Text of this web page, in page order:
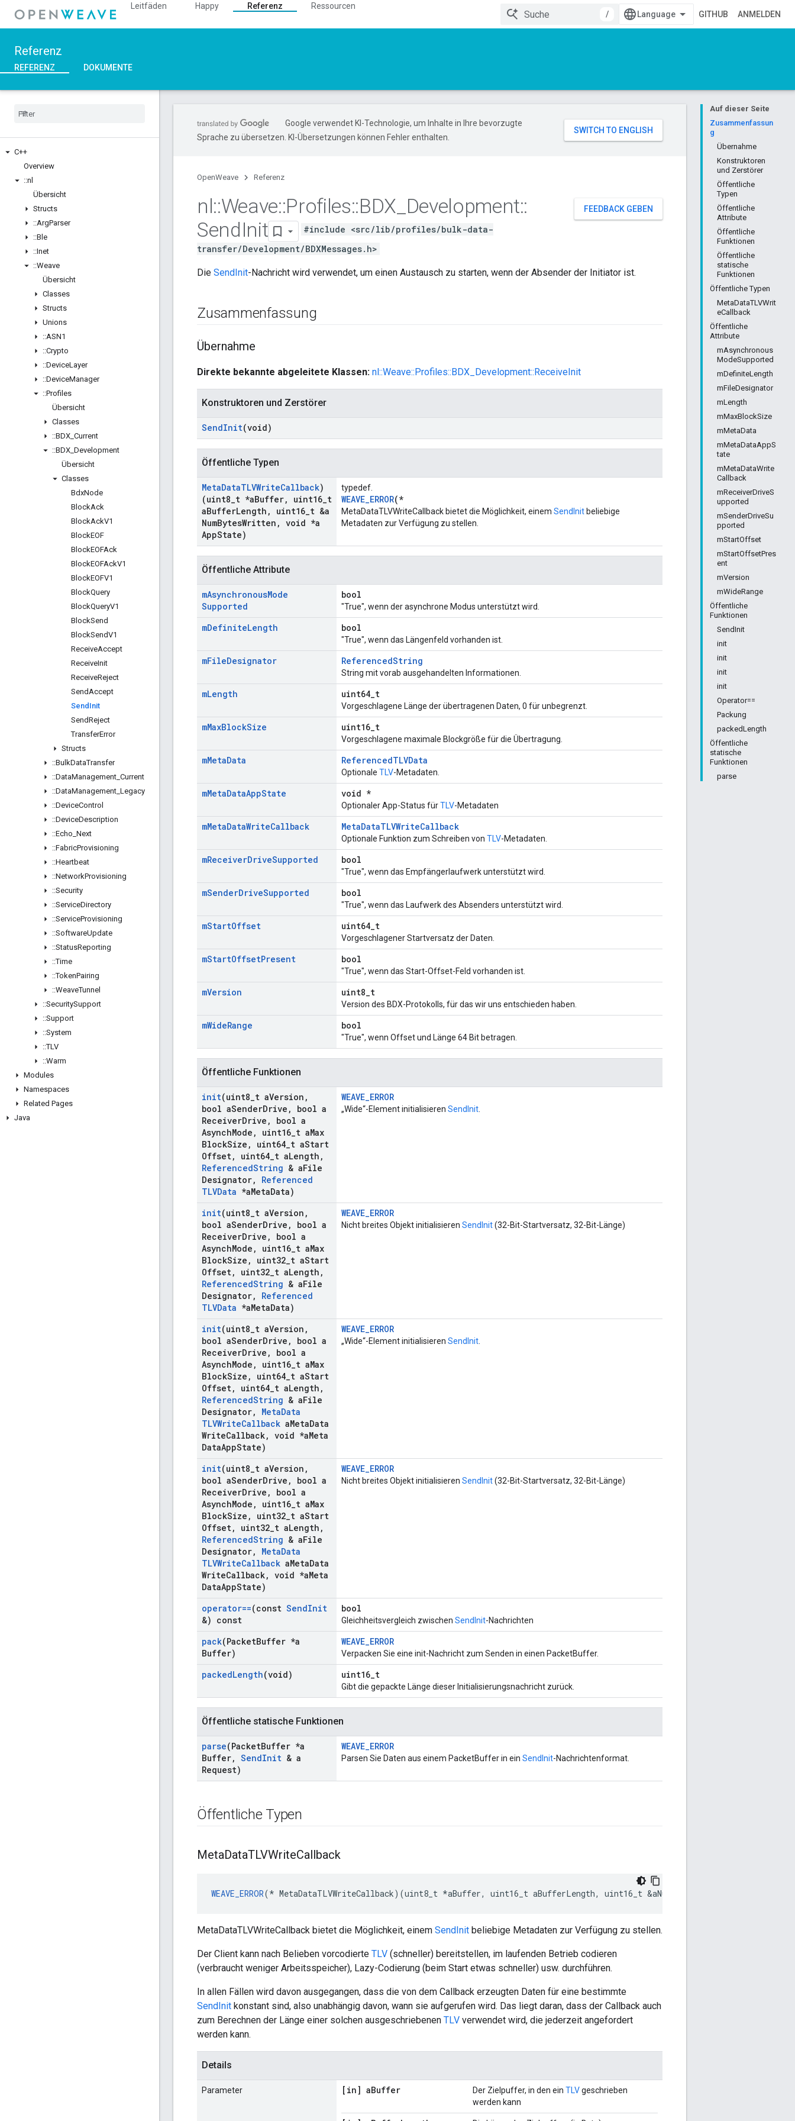
Leitfäden Happy Referenz
Ressourcen
/
GITHUB ANMELDEN
Referenz
REFERENZ DOKUMENTE
C++
Overview
::nl
Übersicht
Structs
::ArgParser
::Ble
::Inet
::Weave
Übersicht
Classes
Structs
Unions
::ASN1
::Crypto
::DeviceLayer
::DeviceManager
::Profiles
Übersicht
Classes
::BDX Current
::BDX Development
Übersicht
Classes
BdxNode
BlockAck
BlockAckV1
BlockEOF
BlockEOFAck
BlockEOFAckV1
BlockEOFV1
BlockQuery
BlockQueryV1
BlockSend
BlockSendV1
ReceiveAccept
ReceiveInit
ReceiveReject
SendAccept
Send Init
SendReject
TransferError
Structs
::BulkDataTransfer
::DataManagement Current
::DataManagement Legacy
::DeviceControl
::DeviceDescription
::Echo Next
::FabricProvisioning
::Heartbeat
::NetworkProvisioning
::Security
::ServiceDirectory
::ServiceProvisioning
::SoftwareUpdate
::StatusReporting
::Time
::TokenPairing
::WeaveTunnel
::SecuritySupport
::Support
::System
::TLV
::Warm
Modules
Namespaces
Related Pages
Java
Auf dieser Seite
Zusammenfassun
g
Übernahme
Konstruktoren
und Zerstörer
Öffentliche
Typen
Öffentliche
Attribute
Öffentliche
Funktionen
Öffentliche
statische
Funktionen
Öffentliche Typen
MetaDataTLVWrit
eCallback
Öffentliche
Attribute
mAsynchronous
ModeSupported
mDefiniteLength
mFileDesignator
mLength
mMaxBlockSize
mMetaData
mMetaDataAppS
tate
mMetaDataWrite
Callback
mReceiverDriveS
upported
mSenderDriveSu
pported
mStartOffset
mStartOffsetPres
ent
mVersion
mWideRange
Öffentliche
Funktionen
SendInit
init
init
init
init
Operator==
Packung
packedLength
Öffentliche
statische
Funktionen
parse
Google verwendet KI-Technologie, um Inhalte in Ihre bevorzugte
Sprache zu übersetzen. KI-Übersetzungen können Fehler enthalten.
OpenWeave Referenz
FEEDBACK GEBEN
nl::Weave::Profiles::BDX Development::
SendInit
#include <src/lib/profiles/bulk-data-
transfer/Development/BDXMessages.h>
Die SendInit-Nachricht wird verwendet, um einen Austausch zu starten, wenn der Absender der Initiator ist.
Zusammenfassung
Übernahme
Direkte bekannte abgeleitete Klassen: nl::Weave::Profiles::BDX_Development::ReceiveInit
Konstruktoren und Zerstörer
SendInit(void)
Öffentliche Typen
MetaDataTLVWriteCallback)
(uint8 t *aBuffer, uint16 t
aBufferLength , uint16 t &a
NumBytesWritten , void *a
AppState)
typedef.
WEAVE_ERROR(*
MetaDataTLVWriteCallback bietet die Möglichkeit, einem SendInit beliebige
Metadaten zur Verfügung zu stellen.
Öffentliche Attribute
mAsynchronousMode
Supported
bool
"True", wenn der asynchrone Modus unterstützt wird.
mDefiniteLength bool
"True", wenn das Längenfeld vorhanden ist.
mFileDesignator ReferencedString
String mit vorab ausgehandelten Informationen.
mLength uint64_t
Vorgeschlagene Länge der übertragenen Daten, 0 für unbegrenzt.
mMaxBlockSize uint16_t
Vorgeschlagene maximale Blockgröße für die Übertragung.
mMetaData ReferencedTLVData
Optionale TLV-Metadaten.
mMetaDataAppState void *
Optionaler App-Status fürTLV-Metadaten
mMetaDataWriteCallback MetaDataTLVWriteCallback
Optionale Funktion zum Schreiben von TLV-Metadaten.
mReceiverDriveSupported bool
"True", wenn das Empfängerlaufwerk unterstützt wird.
mSenderDriveSupported bool
"True", wenn das Laufwerk des Absenders unterstützt wird.
mStartOffset uint64_t
Vorgeschlagener Startversatz der Daten.
mStartOffsetPresent bool
"True", wenn das Start-Offset-Feld vorhanden ist.
mVersion uint8_t
Version des BDX-Protokolls, für das wir uns entschieden haben.
mWideRange bool
"True", wenn Offset und Länge 64 Bit betragen.
Öffentliche Funktionen
init(uint8 t aVersion ,
bool aSenderDrive ,
bool a
ReceiverDrive ,
bool a
AsynchMode , uint16 t aMax
BlockSize , uint64 t aStart
Offset, uint64 t aLength ,
ReferencedString & aFile
Designator,
Referenced
TLVData *aMetaData)
WEAVE_ERROR
„Wide“-Element initialisieren SendInit
init(uint8 t aVersion ,
bool aSenderDrive ,
bool a
ReceiverDrive ,
bool a
AsynchMode , uint16 t aMax
BlockSize , uint32 t aStart
Offset, uint32 t aLength ,
ReferencedString & aFile
Designator,
Referenced
TLVData *aMetaData)
WEAVE_ERROR
Nicht breites Objekt initialisieren SendInit(32-Bit-Startversatz, 32-Bit-Länge)
init(uint8 t aVersion ,
bool aSenderDrive ,
bool a
ReceiverDrive ,
bool a
AsynchMode , uint16 t aMax
BlockSize , uint64 t aStart
Offset, uint64 t aLength ,
ReferencedString & aFile
Designator, MetaData
TLVWriteCallback aMetaData
WriteCallback, void *aMeta
DataAppState)
WEAVE_ERROR
„Wide“-Element initialisieren SendInit
init(uint8 t aVersion ,
bool aSenderDrive ,
bool a
ReceiverDrive ,
bool a
AsynchMode , uint16 t aMax
BlockSize , uint32 t aStart
Offset, uint32 t aLength ,
ReferencedString & aFile
Designator, MetaData
TLVWriteCallback aMetaData
WriteCallback, void *aMeta
DataAppState)
WEAVE_ERROR
Nicht breites Objekt initialisieren SendInit(32-Bit-Startversatz, 32-Bit-Länge)
operator==(const SendInit
&) const
bool
Gleichheitsvergleich zwischen SendInit-Nachrichten
pack(PacketBuffer *a
Buffer)
WEAVE_ERROR
Verpacken Sie eine init-Nachricht zum Senden in einen PacketBuffer.
packedLength(void) uint16_t
Gibt die gepackte Länge dieser Initialisierungsnachricht zurück.
Öffentliche statische Funktionen
parse(PacketBuffer *a
Buffer, SendInit & a
Request)
WEAVE_ERROR
Parsen Sie Daten aus einem PacketBuffer in ein SendInit-Nachrichtenformat.
Öffentliche Typen
MetaDataTLVWriteCallback
WEAVE_ERROR(* MetaDataTLVWriteCallback)(uint8_t *aBuffer, uint16_t aBufferLength, uint16_t &aNumBytesWritten, void
MetaDataTLVWriteCallback bietet die Möglichkeit, einem SendInit beliebige Metadaten zur Verfügung zu stellen.
Der Client kann nach Belieben vorcodierte TLV (schneller) bereitstellen, im laufenden Betrieb codieren
(verbraucht weniger Arbeitsspeicher), Lazy-Codierung (beim Start etwas schneller) usw. durchführen.
In allen Fällen wird davon ausgegangen, dass die von dem Callback erzeugten Daten für eine bestimmte
SendInit konstant sind, also unabhängig davon, wann sie aufgerufen wird. Das liegt daran, dass der Callback auch
zum Berechnen der Länge einer solchen ausgeschriebenen TLV verwendet wird, die jederzeit angefordert
werden kann.
Details
Parameter [in] aBuffer Der Zielpuffer, in den ein TLVgeschrieben
werden kann